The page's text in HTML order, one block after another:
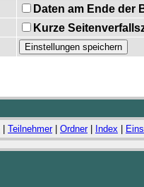
Daten am Ende der
Kurze
Teilnehmer| Ordner| Index